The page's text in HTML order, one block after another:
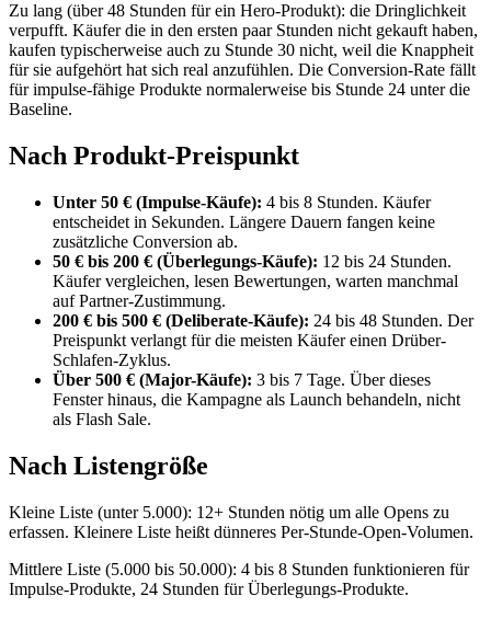
Zu lang (über 48 Stunden für ein Hero-Produkt): die Dringlichkeit
verpufft. Käufer die in den ersten paar Stunden nicht gekauft haben,
kaufen typischerweise auch zu Stunde 30 nicht, weil die Knappheit
für sie aufgehört hat sich real anzufühlen. Die Conversion-Rate fällt
für impulse-fähige Produkte normalerweise bis Stunde 24 unter die
Baseline.
Nach Produkt-Preispunkt
Unter 50 € (Impulse-Käufe): 4 bis 8 Stunden. Käufer
entscheidet in Sekunden. Längere Dauern fangen keine
zusätzliche Conversion ab.
50 € bis 200 € (Überlegungs-Käufe): 12 bis 24 Stunden.
Käufer vergleichen, lesen Bewertungen, warten manchmal
auf Partner-Zustimmung.
200 € bis 500 € (Deliberate-Käufe): 24 bis 48 Stunden. Der
Preispunkt verlangt für die meisten Käufer einen Drüber-
Schlafen-Zyklus.
Über 500 € (Major-Käufe): 3 bis 7 Tage. Über dieses
Fenster hinaus, die Kampagne als Launch behandeln, nicht
als Flash Sale.
Nach Listengröße
Kleine Liste (unter 5.000): 12+ Stunden nötig um alle Opens zu
erfassen. Kleinere Liste heißt dünneres Per-Stunde-Open-Volumen.
Mittlere Liste (5.000 bis 50.000): 4 bis 8 Stunden funktionieren für
Impulse-Produkte, 24 Stunden für Überlegungs-Produkte.